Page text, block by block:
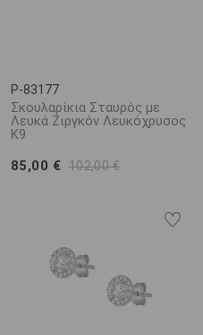
P-83177
Σκουλαρίκια Σταυρός με
Λευκά Ζιργκόν Λευκόχρυσος
K9
85,00 € 102,00 €